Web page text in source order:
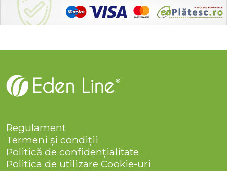
Regulament
Termeni și condiții
Politică de confidențialitate
Politica de utilizare Cookie-uri